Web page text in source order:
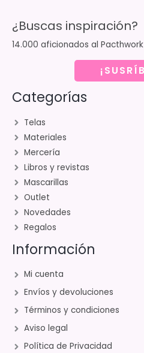
¿Buscas inspiración?
14.000 aficionados al
Categorías
Telas
Materiales
Mercería
Libros y revistas
Mascarillas
Outlet
Novedades
Regalos
Información
Mi cuenta
Envíos y devoluciones
Términos y condiciones
Aviso legal
Política de Privacidad